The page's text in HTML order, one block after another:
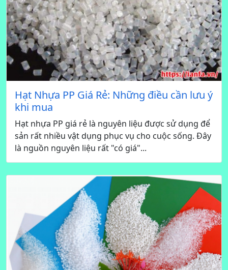
Hạt Nhựa PP Giá Rẻ: Những điều cần lưu ý
khi mua
Hạt nhựa PP giá rẻ là nguyên liệu được sử dụng để
sản rất nhiều vật dụng phục vụ cho cuộc sống. Đây
là nguồn nguyên liệu rất "có giá"...